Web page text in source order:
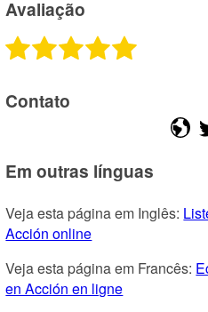
Avaliação
Contato
Em outras línguas
Veja esta página em Inglês:
Acción online
Veja esta página em Francês:
en Acción en ligne